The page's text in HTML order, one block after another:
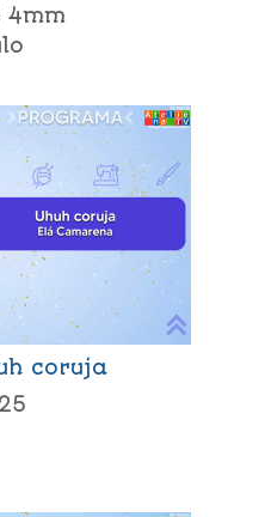
4mm
coruja